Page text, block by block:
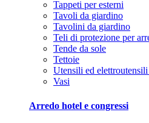
Tappeti per esterni
Tavoli da giardino
Tavolini da giardino
Teli di protezione per
Tende da sole
Tettoie
Utensili ed
Vasi
Arredo hotel e congressi